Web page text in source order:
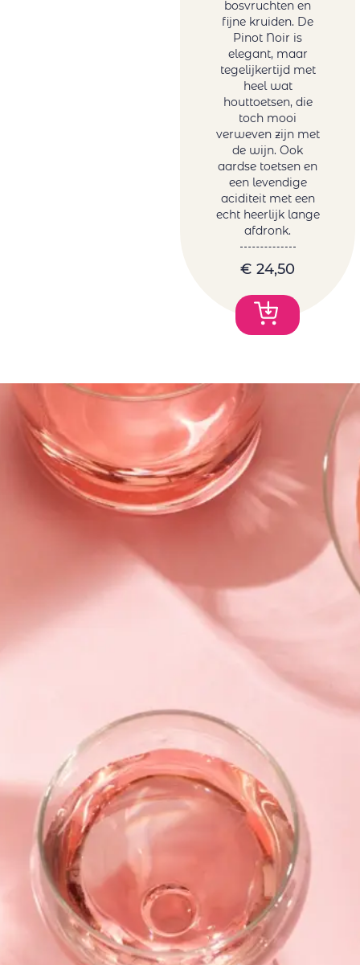
bosvruchten en
fijne kruiden. De
Pinot Noir is
elegant, maar
tegelijkertijd met
heel wat
houttoetsen, die
toch mooi
verweven zijn met
de wijn. Ook
aardse toetsen en
een levendige
aciditeit met een
echt heerlijk lange
afdronk.
€ 24,50